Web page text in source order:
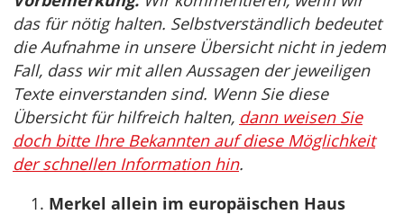
das für nötig halten. Selbstverständlich bedeutet
die Aufnahme in unsere Übersicht nicht in jedem
Fall, dass wir mit allen Aussagen der jeweiligen
Texte einverstanden sind. Wenn Sie diese
Übersicht für hilfreich halten, dann weisen Sie
doch bitte Ihre Bekannten auf diese Möglichkeit
der schnellen Information hin.
Merkel allein im europäischen Haus